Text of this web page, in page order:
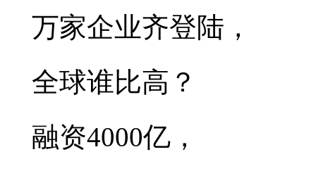
万家企业齐登陆，
全球谁比高？
融资4000亿，